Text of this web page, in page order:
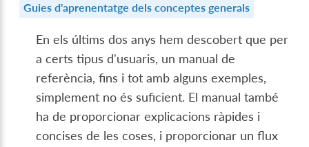
Guies d'aprenentatge dels conceptes generals
En els últims dos anys hem descobert que per
a certs tipus d'usuaris, un manual de
referència, fins i tot amb alguns exemples,
simplement no és suficient. El manual també
ha de proporcionar explicacions ràpides i
concises de les coses, i proporcionar un flux